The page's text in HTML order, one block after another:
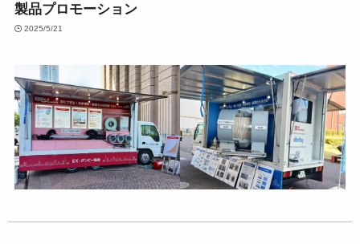
製品プロモーション
2025/5/21